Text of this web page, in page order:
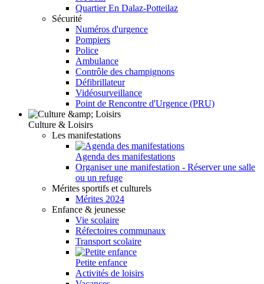
Quartier En Dalaz-Potteilaz
Sécurité
Numéros d'urgence
Pompiers
Police
Ambulance
Contrôle des champignons
Défibrillateur
Vidéosurveillance
Point de Rencontre d'Urgence (PRU)
Culture & Loisirs
Les manifestations
Agenda des manifestations
Organiser une manifestation - Réserver une salle
ou un refuge
Mérites sportifs et culturels
Mérites 2024
Enfance & jeunesse
Vie scolaire
Réfectoires communaux
Transport scolaire
Petite enfance
Activités de loisirs